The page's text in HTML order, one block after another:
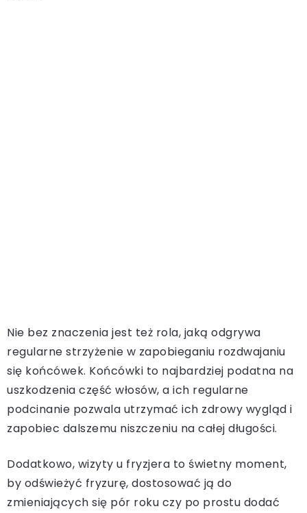
Nie bez znaczenia jest też rola, jaką odgrywa
regularne strzyżenie w zapobieganiu rozdwajaniu
się końcówek. Końcówki to najbardziej podatna na
uszkodzenia część włosów, a ich regularne
podcinanie pozwala utrzymać ich zdrowy wygląd i
zapobiec dalszemu niszczeniu na całej długości.
Dodatkowo, wizyty u fryzjera to świetny moment,
by odświeżyć fryzurę, dostosować ją do
zmieniających się pór roku czy po prostu dodać